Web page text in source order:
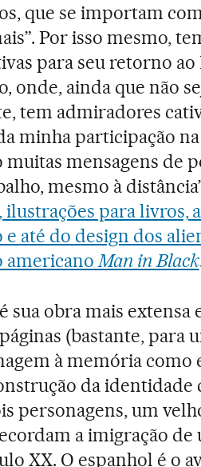
que se importam
Por isso mesmo,
para seu retorno ao
onde, ainda que não
tem admiradores
minha participação
mensagens de
mesmo à
ilustrações para livros,
e até do design dos
americanoMan in Black
é sua obra mais extensa
(bastante, para
à memória como
da identidade
personagens, um
a imigração de
XX. O espanhol é o